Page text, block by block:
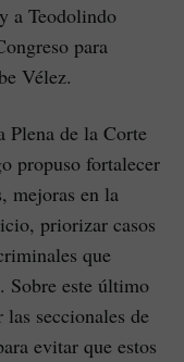
a Teodolindo
para
Vélez.
Plena de la Corte
propuso fortalecer
mejoras en la
priorizar casos
que
Sobre este último
seccionales de
evitar que estos